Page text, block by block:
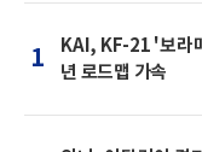
1
KAI, KF-21 '보라
년 로드맵 가속